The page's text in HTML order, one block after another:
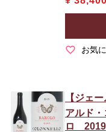
お気
【ジェ
アルド
ロ 2019